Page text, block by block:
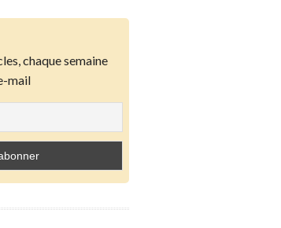
chaque semaine
mail